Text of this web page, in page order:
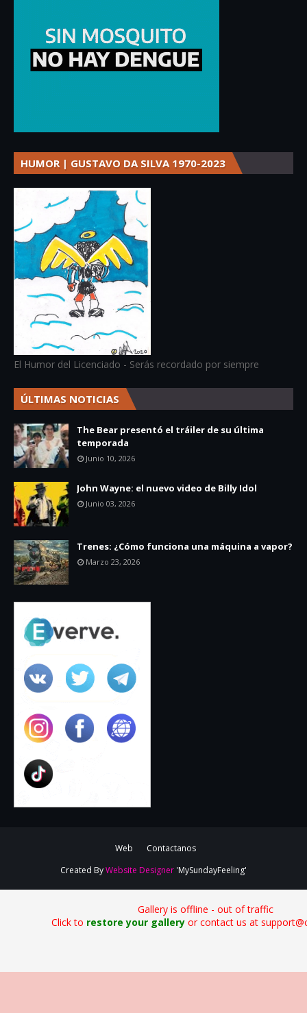
HUMOR | GUSTAVO DA SILVA 1970-2023
El Humor del Licenciado - Serás recordado por siempre
ÚLTIMAS NOTICIAS
The Bear presentó el tráiler de su última
temporada
Junio 10, 2026
John Wayne: el nuevo video de Billy Idol
Junio 03, 2026
Trenes: ¿Cómo funciona una máquina a vapor?
Marzo 23, 2026
Web
Contactanos
Created ByWebsite Designer 'MySundayFeeling'
Gallery is offline - out of traffic
Click to restore your galleryor contact us at